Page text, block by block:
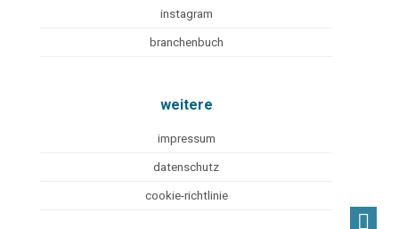
instagram
branchenbuch
weitere
impressum
datenschutz
cookie-richtlinie